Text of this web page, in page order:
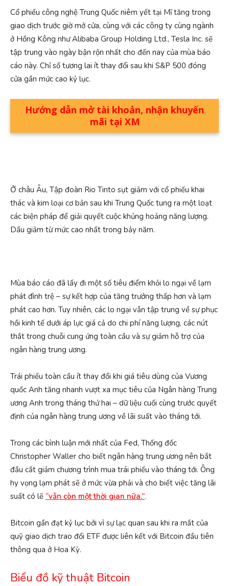
Cổ phiếu công nghệ Trung Quốc niêm yết tại Mĩ tăng trong
giao dịch trước giờ mở cửa, cùng với các công ty cùng ngành
ở Hồng Kông như Alibaba Group Holding Ltd., Tesla Inc. sẽ
tập trung vào ngày bận rộn nhất cho đến nay của mùa báo
cáo này. Chỉ số tương lai ít thay đổi sau khi S&P 500 đóng
cửa gần mức cao kỷ lục.
Hướng dẫn mở tài khoản, nhận khuyến
mãi tại XM
Ở châu Âu, Tập đoàn Rio Tinto sụt giảm với cổ phiếu khai
thác và kim loại cơ bản sau khi Trung Quốc tung ra một loạt
các biện pháp để giải quyết cuộc khủng hoảng năng lượng.
Dầu giảm từ mức cao nhất trong bảy năm.
Mùa báo cáo đã lấy đi một số tiêu điểm khỏi lo ngại về lạm
phát đình trệ – sự kết hợp của tăng trưởng thấp hơn và lạm
phát cao hơn. Tuy nhiên, các lo ngại vẫn tập trung về sự phục
hồi kinh tế dưới áp lực giá cả do chi phí năng lượng, các nút
thắt trong chuỗi cung ứng toàn cầu và sự giảm hỗ trợ của
ngân hàng trung ương.
Trái phiếu toàn cầu ít thay đổi khi giá tiêu dùng của Vương
quốc Anh tăng nhanh vượt xa mục tiêu của Ngân hàng Trung
ương Anh trong tháng thứ hai – dữ liệu cuối cùng trước quyết
định của ngân hàng trung ương về lãi suất vào tháng tới.
Trong các bình luận mới nhất của Fed, Thống đốc
Christopher Waller cho biết ngân hàng trung ương nên bắt
đầu cắt giảm chương trình mua trái phiếu vào tháng tới. Ông
hy vọng lạm phát sẽ ở mức vừa phải và cho biết việc tăng lãi
suất có lẽ “vẫn còn một thời gian nữa.”.
Bitcoin gần đạt kỷ lục bởi vì sự lạc quan sau khi ra mắt của
quỹ giao dịch trao đổi ETF được liên kết với Bitcoin đầu tiên
thông qua ở Hoa Kỳ.
Biểu đồ kỹ thuật Bitcoin